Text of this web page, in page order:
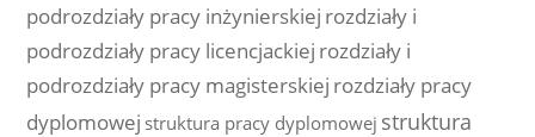
podrozdziały pracy inżynierskiej rozdziały i
podrozdziały pracy licencjackiej rozdziały i
podrozdziały pracy magisterskiej rozdziały pracy
dyplomowej struktura pracy dyplomowej struktura